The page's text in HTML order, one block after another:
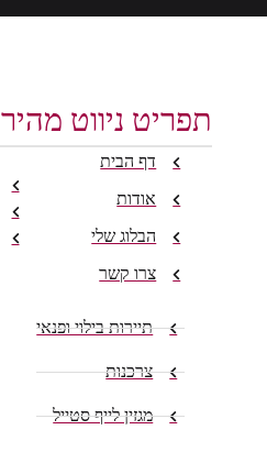
תפריט ניווט מהיר
דף הבית
אודות
הבלוג שלי
צרו קשר
תיירות בילוי ופנאי
צרכנות
מגזין לייף סטייל